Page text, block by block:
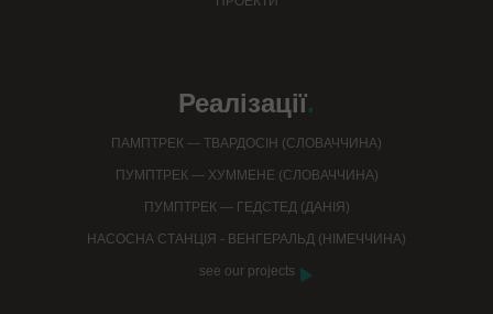
Реалізації.
ПАМПТРЕК — ТВАРДОСІН (СЛОВАЧЧИНА)
ПУМПТРЕК — ХУММЕНЕ (СЛОВАЧЧИНА)
ПУМПТРЕК — ГЕДСТЕД (ДАНІЯ)
НАСОСНА СТАНЦІЯ - ВЕНГЕРАЛЬД (НІМЕЧЧИНА)
see our projects